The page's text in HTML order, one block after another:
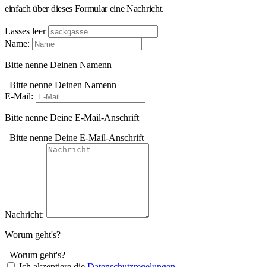
einfach über dieses Formular eine Nachricht.
Lasses leer
Name:
Bitte nenne Deinen Namenn
Bitte nenne Deinen Namenn
E-Mail:
Bitte nenne Deine E-Mail-Anschrift
Bitte nenne Deine E-Mail-Anschrift
Nachricht:
Worum geht's?
Worum geht's?